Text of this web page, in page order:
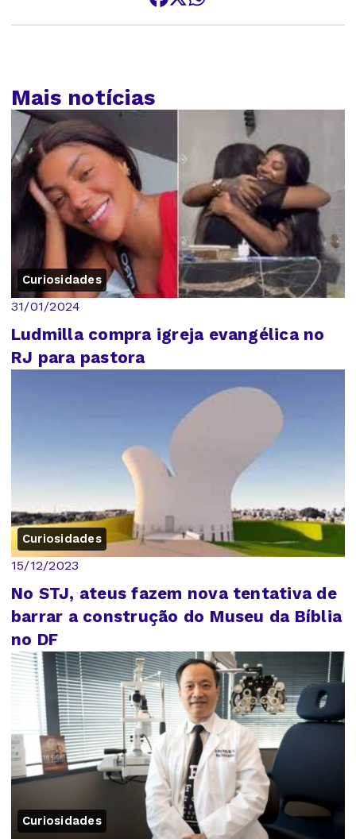
Mais notícias
Curiosidades
31/01/2024
Ludmilla compra igreja evangélica no
RJ para pastora
Curiosidades
15/12/2023
No STJ, ateus fazem nova tentativa de
barrar a construção do Museu da Bíblia
no DF
Curiosidades